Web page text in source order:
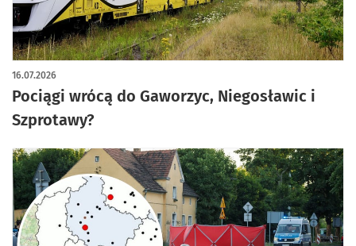
Pociągi wrócą do Gaworzyc, Niegosławic i
Szprotawy?
16.07.2026